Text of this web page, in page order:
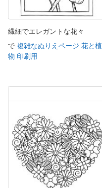
繊細でエレガントな花々
で 複雑なぬりえページ 花と植
物 印刷用